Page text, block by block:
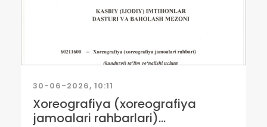
30-06-2026, 10:11
Xoreografiya (xoreografiya
jamoalari rahbarlari)...